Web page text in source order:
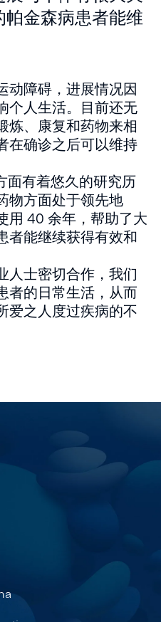
金森病患者能维
动障碍，进展情况因
个人生活。目前还无
炼、康复和药物来相
在确诊之后可以维持
面有着悠久的研究历
物方面处于领先地
用 40 余年，帮助了大
者能继续获得有效和
人士密切合作，我们
者的日常生活，从而
爱之人度过疾病的不